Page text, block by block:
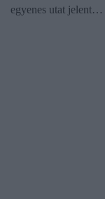
egyenes utat jelent…